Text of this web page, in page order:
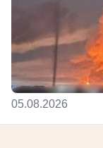
05.08.2026